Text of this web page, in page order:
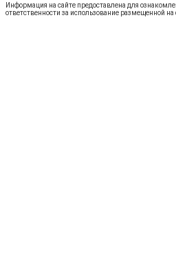
Информация на сайте предоставлена для
ответственности за использование размещенной